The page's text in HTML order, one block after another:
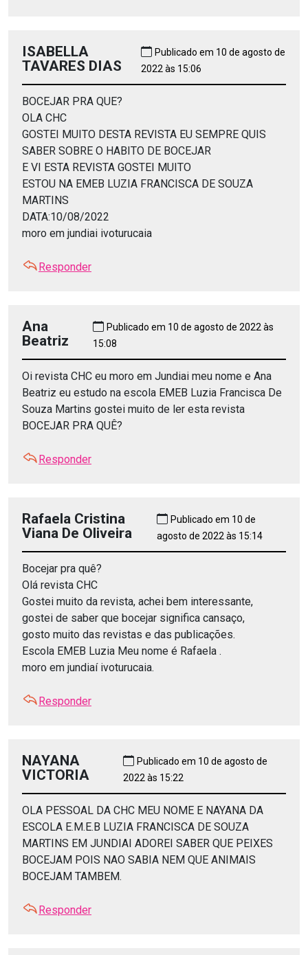
ISABELLA
TAVARES DIAS
Publicado em 10 de agosto de
2022 às 15:06
BOCEJAR PRA QUE?
OLA CHC
GOSTEI MUITO DESTA REVISTA EU SEMPRE QUIS
SABER SOBRE O HABITO DE BOCEJAR
E VI ESTA REVISTA GOSTEI MUITO
ESTOU NA EMEB LUZIA FRANCISCA DE SOUZA
MARTINS
DATA:10/08/2022
moro em jundiai ivoturucaia
Responder
Ana
Beatriz
Publicado em 10 de agosto de 2022 às
15:08
Oi revista CHC eu moro em Jundiai meu nome e Ana
Beatriz eu estudo na escola EMEB Luzia Francisca De
Souza Martins gostei muito de ler esta revista
BOCEJAR PRA QUÊ?
Responder
Rafaela Cristina
Viana De Oliveira
Publicado em 10 de
agosto de 2022 às 15:14
Bocejar pra quê?
Olá revista CHC
Gostei muito da revista, achei bem interessante,
gostei de saber que bocejar significa cansaço,
gosto muito das revistas e das publicações.
Escola EMEB Luzia Meu nome é Rafaela .
moro em jundiaí ivoturucaia.
Responder
NAYANA
VICTORIA
Publicado em 10 de agosto de
2022 às 15:22
OLA PESSOAL DA CHC MEU NOME E NAYANA DA
ESCOLA E.M.E.B LUZIA FRANCISCA DE SOUZA
MARTINS EM JUNDIAI ADOREI SABER QUE PEIXES
BOCEJAM POIS NAO SABIA NEM QUE ANIMAIS
BOCEJAM TAMBEM.
Responder